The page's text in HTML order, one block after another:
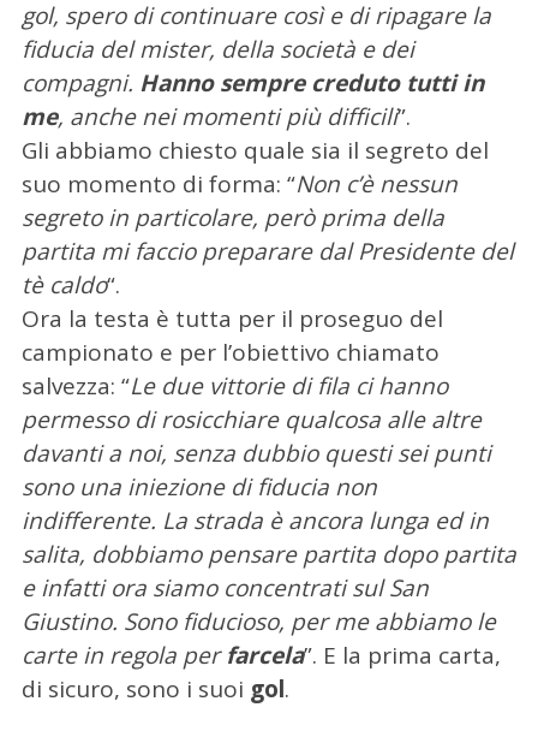
gol, spero di continuare così e di ripagare la
fiducia del mister, della società e dei
compagni. Hanno sempre creduto tutti in
me, anche nei momenti più difficili”.
Gli abbiamo chiesto quale sia il segreto del
suo momento di forma: “Non c’è nessun
segreto in particolare, però prima della
partita mi faccio preparare dal Presidente del
tè caldo“.
Ora la testa è tutta per il proseguo del
campionato e per l’obiettivo chiamato
salvezza: “Le due vittorie di fila ci hanno
permesso di rosicchiare qualcosa alle altre
davanti a noi, senza dubbio questi sei punti
sono una iniezione di fiducia non
indifferente. La strada è ancora lunga ed in
salita, dobbiamo pensare partita dopo partita
e infatti ora siamo concentrati sul San
Giustino. Sono fiducioso, per me abbiamo le
carte in regola perfarcela”. E la prima carta,
di sicuro, sono i suoi gol.
C
e
c
a
p
e
: